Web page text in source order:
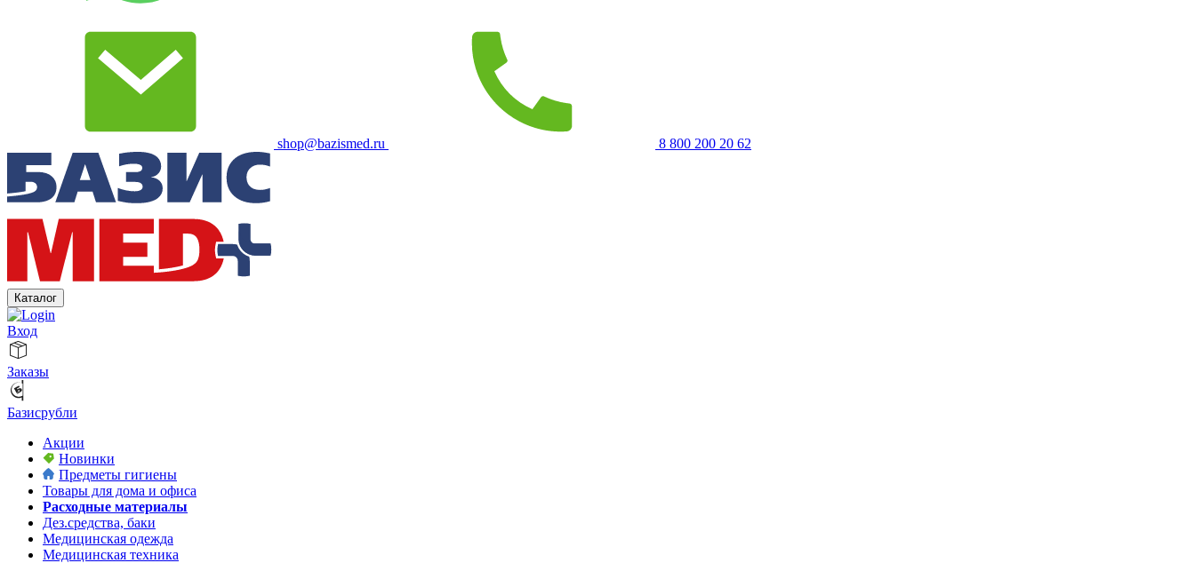
shop@bazismed.ru 8 800 200 20 62
Каталог
Вход
Заказы
Базисрубли
Акции
Новинки
Предметы гигиены
Товары для дома и офиса
Расходные материалы
Дез.средства, баки
Медицинская одежда
Медицинская техника